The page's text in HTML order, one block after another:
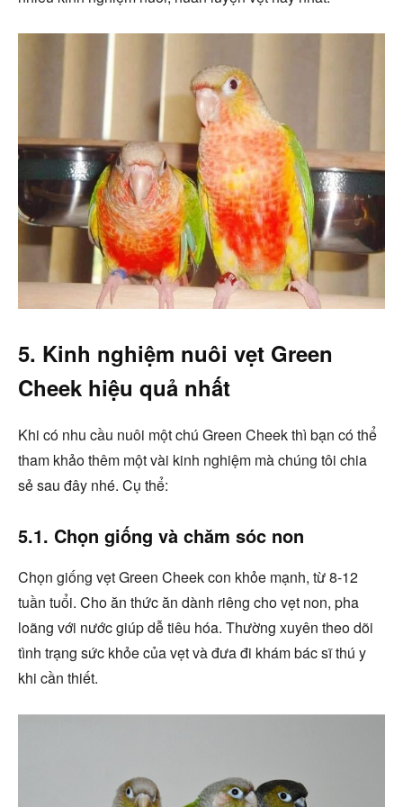
5. Kinh nghiệm nuôi vẹt Green
Cheek hiệu quả nhất
Khi có nhu cầu nuôi một chú Green Cheek thì bạn có thể
tham khảo thêm một vài kinh nghiệm mà chúng tôi chia
sẻ sau đây nhé. Cụ thể:
5.1. Chọn giống và chăm sóc non
Chọn giống vẹt Green Cheek con khỏe mạnh, từ 8-12
tuần tuổi. Cho ăn thức ăn dành riêng cho vẹt non, pha
loãng với nước giúp dễ tiêu hóa. Thường xuyên theo dõi
tình trạng sức khỏe của vẹt và đưa đi khám bác sĩ thú y
khi cần thiết.